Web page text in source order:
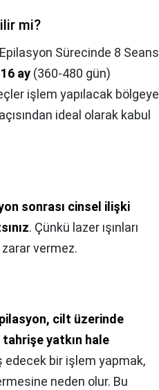
mi?
Epilasyon Sürecinde 8 Seans
ay (360-480 gün)
işlem yapılacak bölgeye
ideal olarak kabul
sonrası cinsel ilişki
. Çünkü lazer ışınları
vermez.
cilt üzerinde
yatkın hale
bir işlem yapmak,
neden olur. Bu